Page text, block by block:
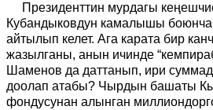
Президенттин мурдагы
Кубандыковдун камалышы боюнча
айтылып келет. Ага карата бир
жазылганы, анын ичинде
Шаменов да даттанып, ири
доолап атабы? Чырдын башаты
фондусунан алынган